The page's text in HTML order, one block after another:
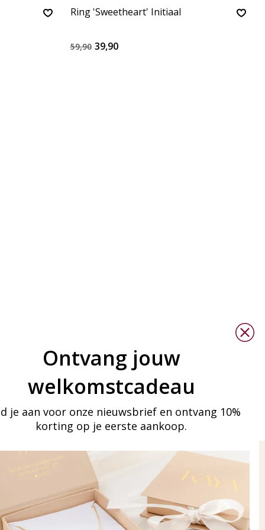
Ring 'Sweetheart' Initiaal
59,90 39,90
in touch
onze mailinglijst
Ontvang jouw
welkomstcadeau
je aan voor onze nieuwsbrief en ontvang 10%
korting op je eerste aankoop.